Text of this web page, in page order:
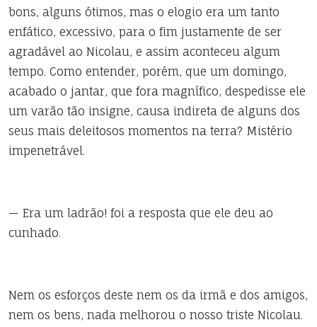
bons, alguns ótimos, mas o elogio era um tanto
enfático, excessivo, para o fim justamente de ser
agradável ao Nicolau, e assim aconteceu algum
tempo. Como entender, porém, que um domingo,
acabado o jantar, que fora magnífico, despedisse ele
um varão tão insigne, causa indireta de alguns dos
seus mais deleitosos momentos na terra? Mistério
impenetrável.
— Era um ladrão! foi a resposta que ele deu ao
cunhado.
Nem os esforços deste nem os da irmã e dos amigos,
nem os bens, nada melhorou o nosso triste Nicolau.